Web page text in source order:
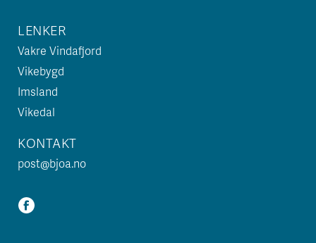
LENKER
Vakre Vindafjord
Vikebygd
Imsland
Vikedal
KONTAKT
post@bjoa.no